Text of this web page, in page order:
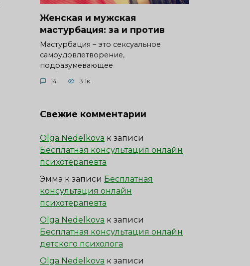
Женская и мужская
мастурбация: за и против
Мастурбация – это сексуальное
самоудовлетворение,
подразумевающее
14 3.1к.
Свежие комментарии
Olga Nedelkova к записи
Бесплатная консультация онлайн
психотерапевта
Эмма к записи Бесплатная
консультация онлайн
психотерапевта
Olga Nedelkova к записи
Бесплатная консультация онлайн
детского психолога
Olga Nedelkova к записи